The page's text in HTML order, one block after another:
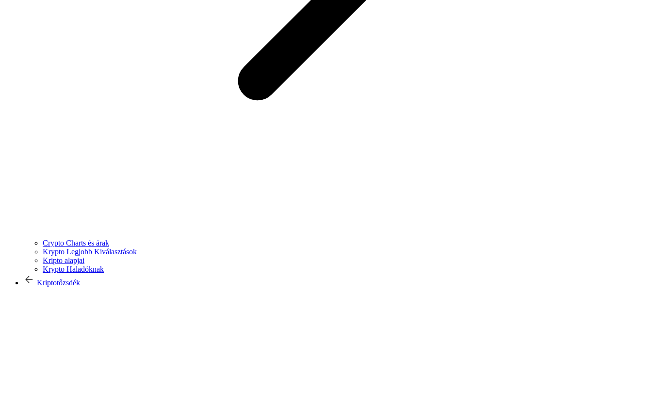
Crypto Charts és árak
Krypto Legjobb Kiválasztások
Kripto alapjai
Krypto Haladóknak
Kriptotőzsdék